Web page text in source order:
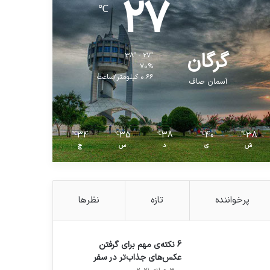
گرگان
آسمان صاف
27
℃
38º - 27º
70%
0.66 کیلومتر/ساعت
38
℃
ش
40
℃
ی
38
℃
د
35
℃
س
34
℃
چ
پرخواننده تازه نظرها
6 نکته‌ی مهم برای گرفتن
عکس‌های جذاب‌تر در سفر